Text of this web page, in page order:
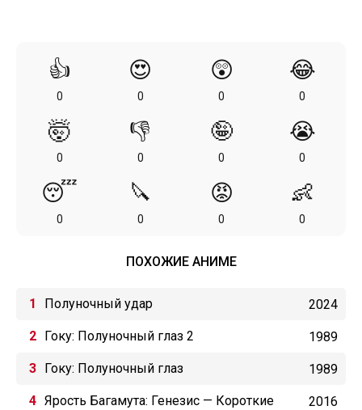
👍
0
😍
0
😲
0
😂
0
🤯
0
👎
0
🤪
0
😭
0
😴
0
🔪
0
😡
0
👶
0
ПОХОЖИЕ АНИМЕ
Полуночный удар 2024
Гоку: Полуночный глаз 2 1989
Гоку: Полуночный глаз 1989
Ярость Багамута: Генезис — Короткие 2016